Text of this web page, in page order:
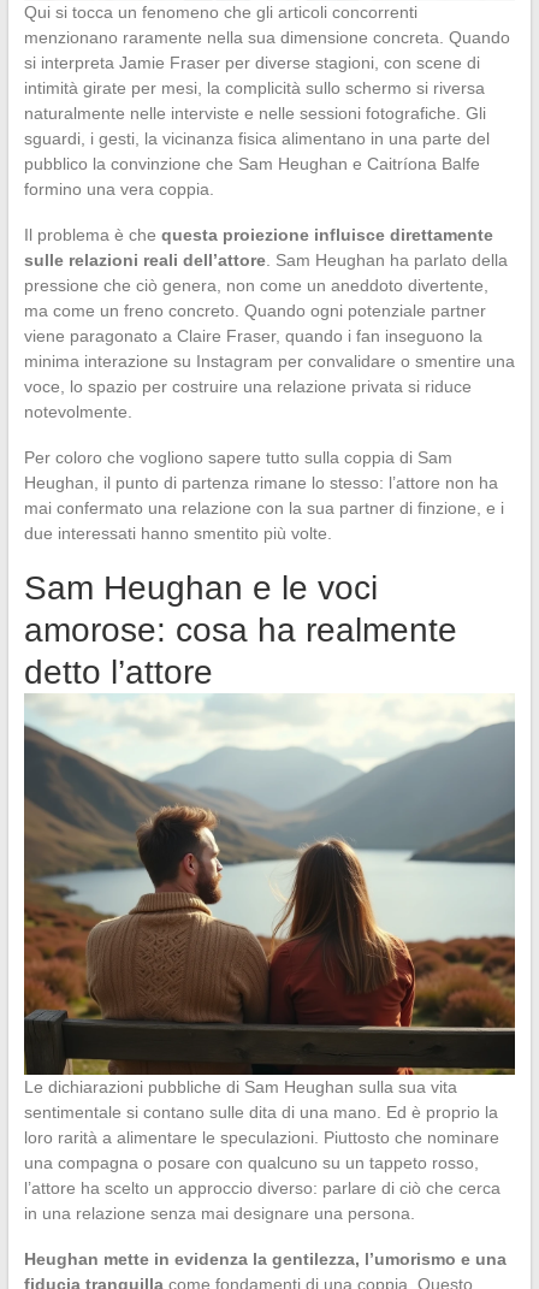
Qui si tocca un fenomeno che gli articoli concorrenti
menzionano raramente nella sua dimensione concreta. Quando
si interpreta Jamie Fraser per diverse stagioni, con scene di
intimità girate per mesi, la complicità sullo schermo si riversa
naturalmente nelle interviste e nelle sessioni fotografiche. Gli
sguardi, i gesti, la vicinanza fisica alimentano in una parte del
pubblico la convinzione che Sam Heughan e Caitríona Balfe
formino una vera coppia.
Il problema è che questa proiezione influisce direttamente
sulle relazioni reali dell’attore. Sam Heughan ha parlato della
pressione che ciò genera, non come un aneddoto divertente,
ma come un freno concreto. Quando ogni potenziale partner
viene paragonato a Claire Fraser, quando i fan inseguono la
minima interazione su Instagram per convalidare o smentire una
voce, lo spazio per costruire una relazione privata si riduce
notevolmente.
Per coloro che vogliono sapere tutto sulla coppia di Sam
Heughan, il punto di partenza rimane lo stesso: l’attore non ha
mai confermato una relazione con la sua partner di finzione, e i
due interessati hanno smentito più volte.
Sam Heughan e le voci
amorose: cosa ha realmente
detto l’attore
Le dichiarazioni pubbliche di Sam Heughan sulla sua vita
sentimentale si contano sulle dita di una mano. Ed è proprio la
loro rarità a alimentare le speculazioni. Piuttosto che nominare
una compagna o posare con qualcuno su un tappeto rosso,
l’attore ha scelto un approccio diverso: parlare di ciò che cerca
in una relazione senza mai designare una persona.
Heughan mette in evidenza la gentilezza, l’umorismo e una
fiducia tranquillacome fondamenti di una coppia. Questo